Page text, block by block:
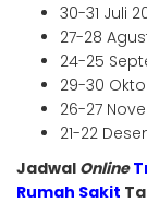
30-31 Juli
27-28
24-25
29-30
26-27
21-22
Jadwal Online
Rumah Sakit